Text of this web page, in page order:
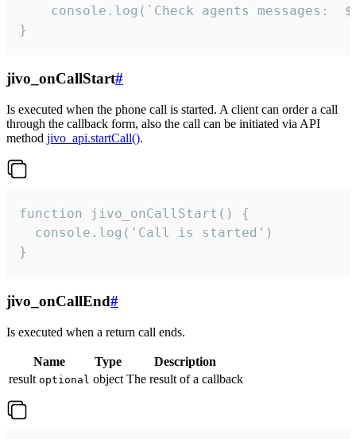
}
jivo_onCallStart#
Is executed when the phone call is started. A client can order a call
through the callback form, also the call can be initiated via API
method jivo_api.startCall().
function jivo_onCallStart() {
  console.log('Call is started')
}
jivo_onCallEnd#
Is executed when a return call ends.
Name Type
Description
result optional object The result of a callback